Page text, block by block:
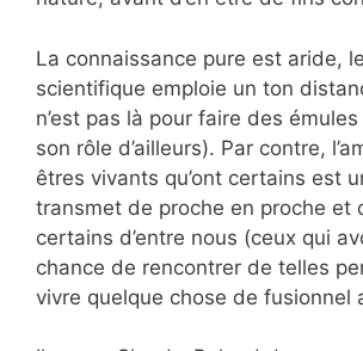
La connaissance pure est aride,
scientifique emploie un ton
n’est pas là pour faire des émules
son rôle d’ailleurs). Par contre,
êtres vivants qu’ont certains est
transmet de proche en proche et
certains d’entre nous (ceux qui
chance de rencontrer de telles
vivre quelque chose de fusionnel